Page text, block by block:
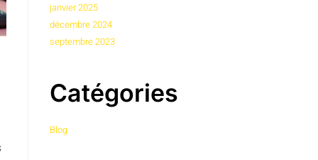
janvier 2025
décembre 2024
septembre 2023
Catégories
Blog